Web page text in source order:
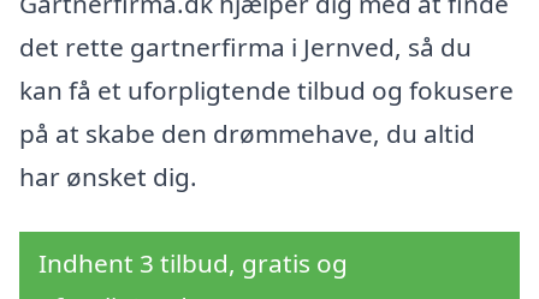
det rette gartnerfirma i Jernved, så du
kan få et uforpligtende tilbud og fokusere
på at skabe den drømmehave, du altid
har ønsket dig.
Indhent 3 tilbud, gratis og